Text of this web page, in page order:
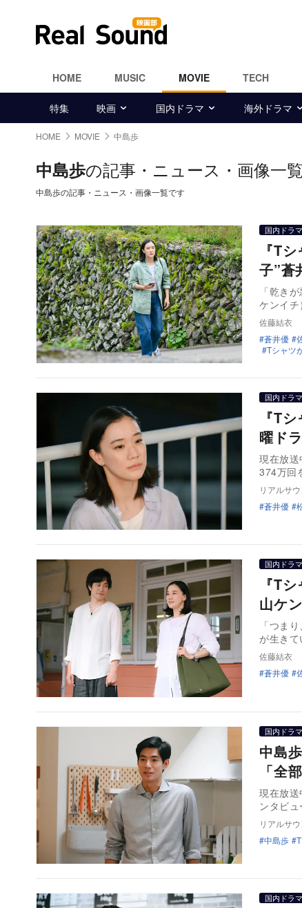
HOME MUSIC MOVIE TECH
特集 映画 国内ドラマ 海外ドラマ
HOME MOVIE 中島歩
中島歩の記事・ニュース・画像一覧
中島歩の記事・ニュース・画像一覧です
国内ドラマ
『T
子”蒼
「乾き
ケンイ
佐藤結衣
蒼井優
Tシャツ
国内ドラマ
『T
曜ド
現在放
374万回
リアルサ
蒼井優
国内ドラマ
『T
山ケ
「つま
が生き
佐藤結衣
蒼井優
国内ドラマ
中島
「全
現在放
ンタビ
リアルサ
中島歩
国内ドラマ